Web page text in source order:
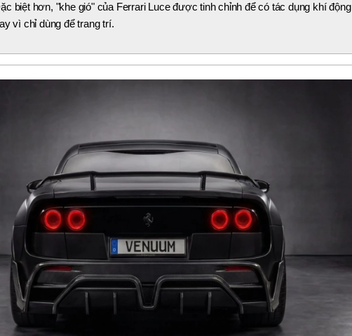
biệt hơn, "khe gió" của Ferrari Luce được tinh chỉnh để có tác dụng khí động
vì chỉ dùng để trang trí.